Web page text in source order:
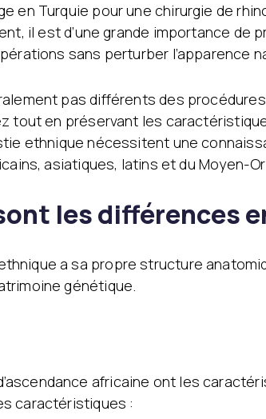
en Turquie pour une chirurgie de
il est d’une grande importance
sans perturber l’apparence
pas différents des
tout en préservant les
ethnique nécessitent une
asiatiques, latins et du Moyen-
les différences
a sa propre structure
génétique.
africaine ont les
caractéristiques :